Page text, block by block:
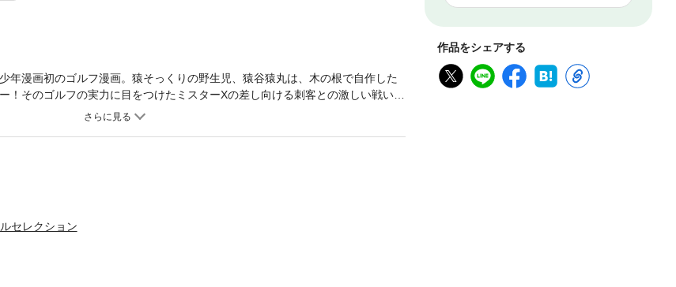
作品をシェアする
年漫画初のゴルフ漫画。猿そっくりの野生児、猿谷猿丸は、木の根で自作した
！そのゴルフの実力に目をつけたミスターXの差し向ける刺客との激しい戦いが
セレクション